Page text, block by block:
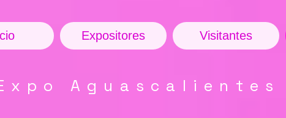
Expositores Visitantes
Aguascalientes